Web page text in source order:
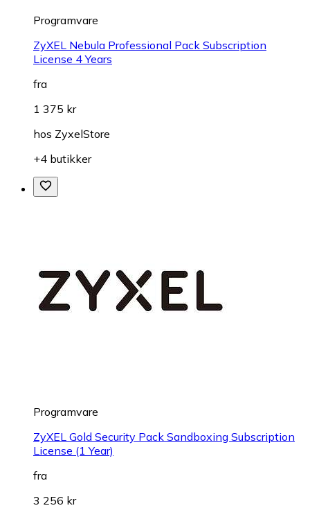
Programvare
ZyXEL Nebula Professional Pack Subscription
License 4 Years
fra
1 375 kr
hos ZyxelStore
+4 butikker
Programvare
ZyXEL Gold Security Pack Sandboxing Subscription
License (1 Year)
fra
3 256 kr